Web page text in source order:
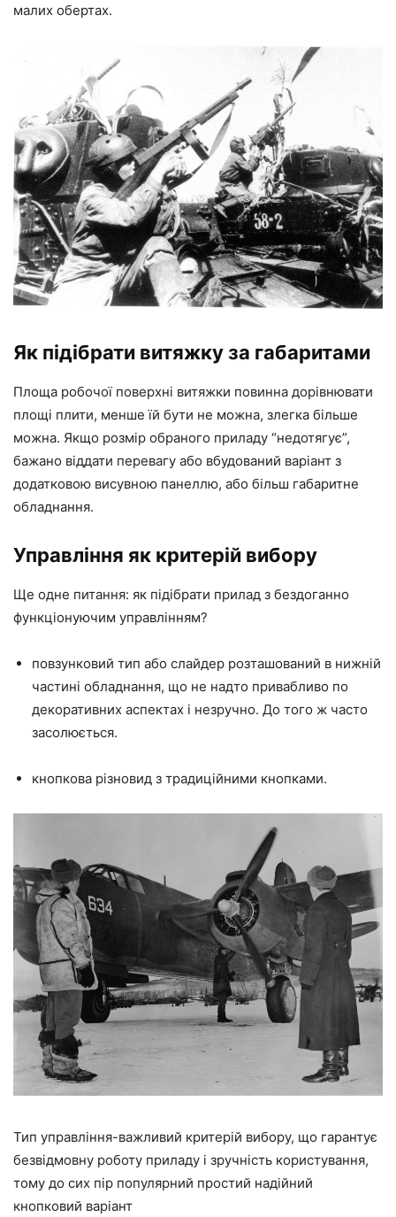
малих обертах.
Як підібрати витяжку за габаритами
Площа робочої поверхні витяжки повинна дорівнювати
площі плити, менше їй бути не можна, злегка більше
можна. Якщо розмір обраного приладу “недотягує”,
бажано віддати перевагу або вбудований варіант з
додатковою висувною панеллю, або більш габаритне
обладнання.
Управління як критерій вибору
Ще одне питання: як підібрати прилад з бездоганно
функціонуючим управлінням?
повзунковий тип або слайдер розташований в нижній
частині обладнання, що не надто привабливо по
декоративних аспектах і незручно. До того ж часто
засолюється.
кнопкова різновид з традиційними кнопками.
Тип управління-важливий критерій вибору, що гарантує
безвідмовну роботу приладу і зручність користування,
тому до сих пір популярний простий надійний
кнопковий варіант